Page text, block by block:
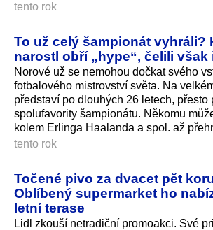
tento rok
To už celý šampionát vyhráli?
narostl obří „hype“, čelili však
Norové už se nemohou dočkat svého
fotbalového mistrovství světa. Na
představí po dlouhých 26 letech, přesto
spolufavority šampionátu. Někomu
kolem Erlinga Haalanda a spol. až
tento rok
Točené pivo za dvacet pět
Oblíbený supermarket ho
letní terase
Lidl zkouší netradiční promoakci. Své